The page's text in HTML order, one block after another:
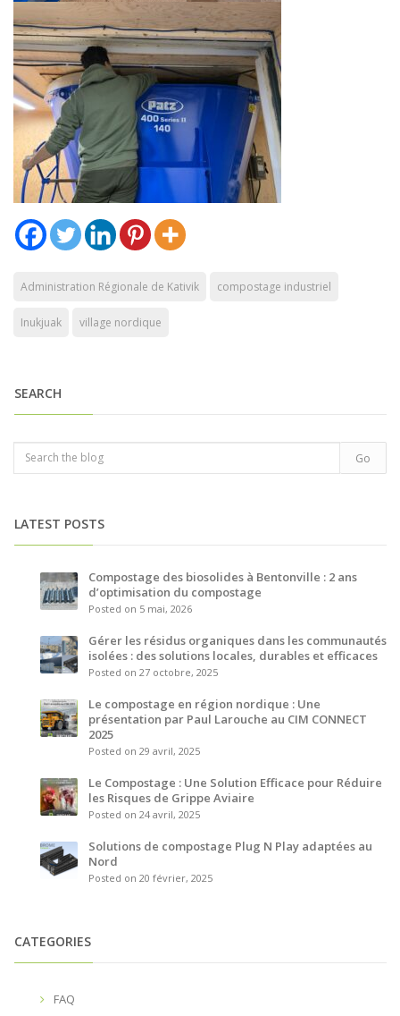
Administration Régionale de Kativik compostage industriel
Inukjuak village nordique
SEARCH
LATEST POSTS
Compostage des biosolides à Bentonville : 2 ans
d’optimisation du compostage
Posted on 5 mai, 2026
Gérer les résidus organiques dans les communautés
isolées : des solutions locales, durables et efficaces
Posted on 27 octobre, 2025
Le compostage en région nordique : Une
présentation par Paul Larouche au CIM CONNECT
2025
Posted on 29 avril, 2025
Le Compostage : Une Solution Efficace pour Réduire
les Risques de Grippe Aviaire
Posted on 24 avril, 2025
Solutions de compostage Plug N Play adaptées au
Nord
Posted on 20 février, 2025
CATEGORIES
FAQ